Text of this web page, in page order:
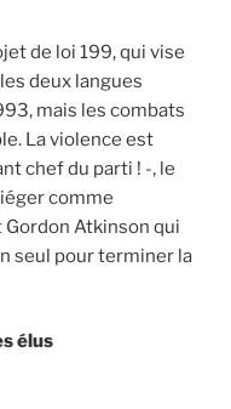
de loi 199, qui vise
deux langues
mais les combats
La violence est
chef du parti ! -, le
comme
Gordon Atkinson qui
seul pour terminer la
élus